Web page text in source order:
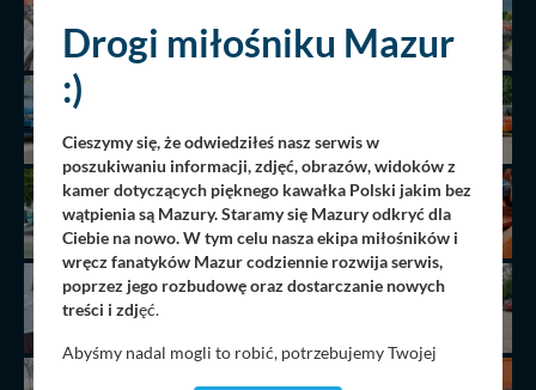
Drogi miłośniku Mazur
:)
Cieszymy się, że odwiedziłeś nasz serwis w
poszukiwaniu informacji, zdjęć, obrazów, widoków z
kamer dotyczących pięknego kawałka Polski jakim bez
wątpienia są Mazury. Staramy się Mazury odkryć dla
Ciebie na nowo. W tym celu nasza ekipa miłośników i
wręcz fanatyków Mazur codziennie rozwija serwis,
poprzez jego rozbudowę oraz dostarczanie nowych
treści i zdjęć.
Abyśmy nadal mogli to robić, potrzebujemy Twojej